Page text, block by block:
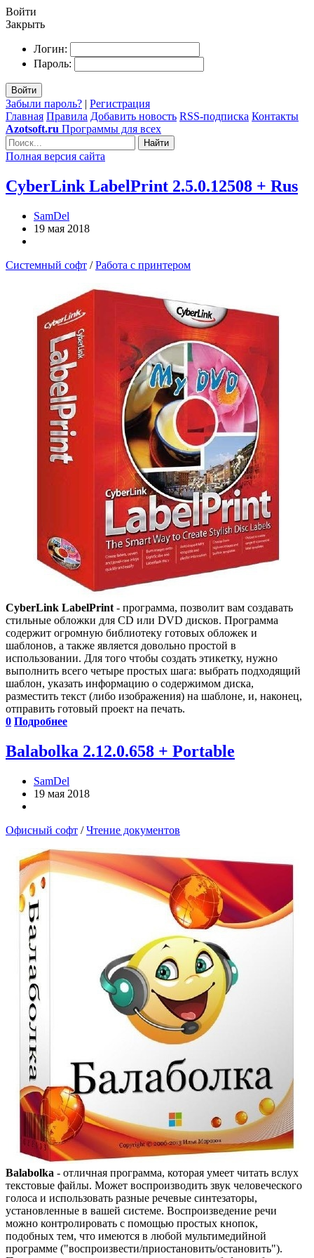
Войти
Закрыть
Логин:
Пароль:
Войти
Забыли пароль? | Регистрация
Главная Правила Добавить новость RSS-подписка Контакты
Azotsoft.ru Программы для всех
Найти
Полная версия сайта
CyberLink LabelPrint 2.5.0.12508 + Rus
SamDel
19 мая 2018
Системный софт /Работа с принтером
CyberLink LabelPrint - программа, позволит вам создавать
стильные обложки для CD или DVD дисков. Программа
содержит огромную библиотеку готовых обложек и
шаблонов, а также является довольно простой в
использовании. Для того чтобы создать этикетку, нужно
выполнить всего четыре простых шага: выбрать подходящий
шаблон, указать информацию о содержимом диска,
разместить текст (либо изображения) на шаблоне, и, наконец,
отправить готовый проект на печать.
0 Подробнее
Balabolka 2.12.0.658 + Portable
SamDel
19 мая 2018
Офисный софт /Чтение документов
Balabolka - отличная программа, которая умеет читать вслух
текстовые файлы. Может воспроизводить звук человеческого
голоса и использовать разные речевые синтезаторы,
установленные в вашей системе. Воспроизведение речи
можно контролировать с помощью простых кнопок,
подобных тем, что имеются в любой мультимедийной
программе ("воспроизвести/приостановить/остановить").